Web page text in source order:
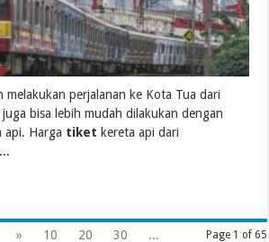
melakukan perjalanan ke Kota Tua dari
juga bisa lebih mudah dilakukan dengan
api. Harga tiket kereta api dari
Page 1 of 65
» 10 20 30
...